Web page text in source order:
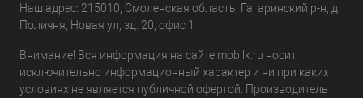
Наш адрес: 215010, Смоленская область, Гагаринский р-н, д
Поличня, Новая ул, зд. 20, офис 1
Внимание! Вся информация на сайте mobilk.ru носит
исключительно информационный характер и ни при каких
условиях не является публичной офертой. Производитель